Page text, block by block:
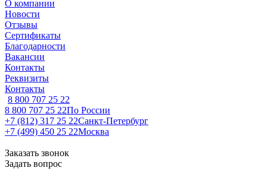
О компании
Новости
Отзывы
Сертификаты
Благодарности
Вакансии
Контакты
Реквизиты
Контакты
8 800 707 25 22
8 800 707 25 22По России
+7 (812) 317 25 22Санкт-Петербург
+7 (499) 450 25 22Москва
Заказать звонок
Задать вопрос